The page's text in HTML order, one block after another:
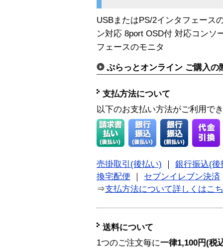
USBまたはPS/2インタフェース
ン対応 8port OSD付 対応コンソ
フェースのモニタ
ぷらっとオンライン ご購入の
支払方法について
以下のお支払い方法がご利用で
売掛取引(後払い)
銀行振込(後
換宅配便
セブンイレブン決済
⇒支払方法について詳しくはこ
送料について
1つのご注文毎に一律1,100円(税